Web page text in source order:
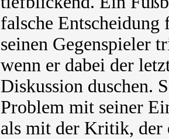
falsche
seinen Gegenspieler
wenn er dabei der
Diskussion duschen.
Problem mit seiner
als mit der Kritik, der